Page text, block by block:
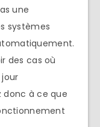
une
systèmes
des cas où
donc à ce que